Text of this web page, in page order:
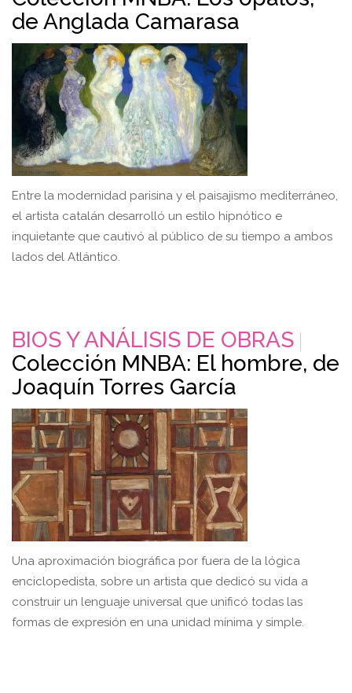
de Anglada Camarasa
Entre la modernidad parisina y el paisajismo mediterráneo,
el artista catalán desarrolló un estilo hipnótico e
inquietante que cautivó al público de su tiempo a ambos
lados del Atlántico.
BIOS Y ANÁLISIS DE OBRAS
Colección MNBA: El hombre, de
Joaquín Torres García
Una aproximación biográfica por fuera de la lógica
enciclopedista, sobre un artista que dedicó su vida a
construir un lenguaje universal que unificó todas las
formas de expresión en una unidad mínima y simple.